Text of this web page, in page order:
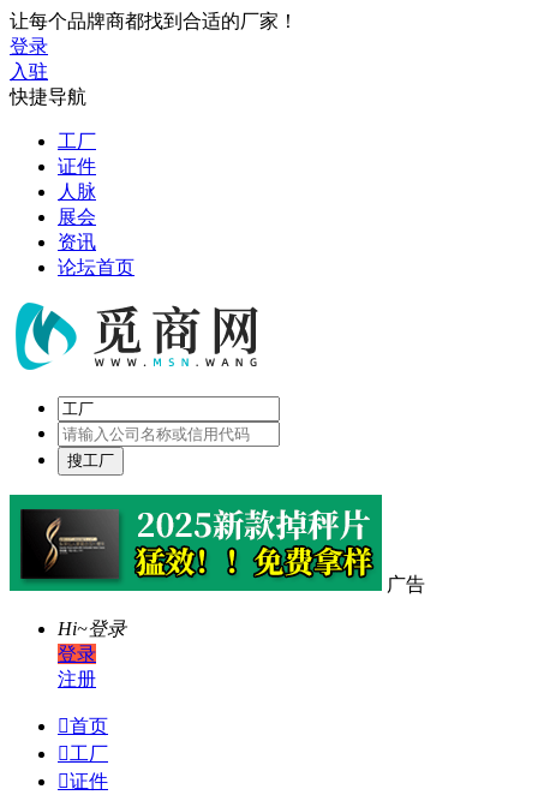
让每个品牌商都找到合适的厂家！
登录
入驻
快捷导航
工厂
证件
人脉
展会
资讯
论坛首页
广告
Hi~登录
登录
注册
首页
工厂
证件